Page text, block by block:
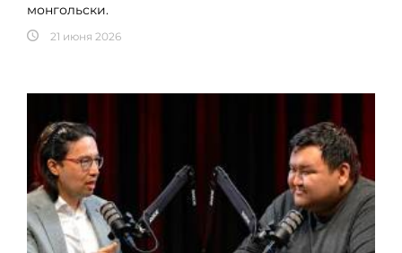
монгольски.
21 июня 2026